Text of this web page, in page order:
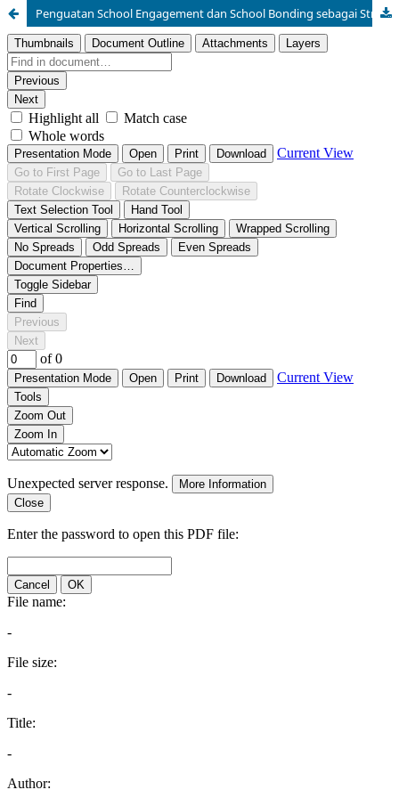
Penguatan School Engagement dan School Bonding sebagai Strategi Peningkatan Resiliensi Akademik Siswa di Lingkungan Sekolah